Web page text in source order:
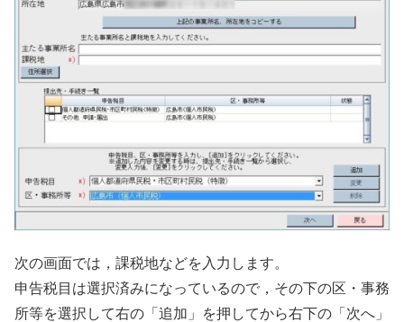
次の画面では，課税地などを入力します。
申告税目は選択済みになっているので，その下の区・事務
所等を選択して右の「追加」を押してから右下の「次へ」